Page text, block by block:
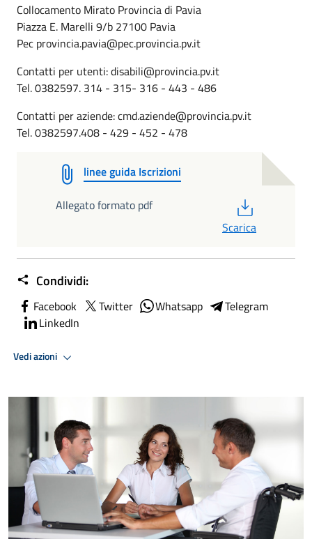
Collocamento Mirato Provincia di Pavia
Piazza E. Marelli 9/b 27100 Pavia
Pec provincia.pavia@pec.provincia.pv.it
Contatti per utenti:disabili@provincia.pv.it
Tel. 0382597. 314 - 315- 316 - 443 - 486
Contatti per aziende:cmd.aziende@provincia.pv.it
Tel. 0382597.408 - 429 - 452 - 478
linee guida Iscrizioni
Allegato formato pdf
Scarica
Condividi:
Facebook Twitter Whatsapp
Telegram
LinkedIn
Vedi azioni